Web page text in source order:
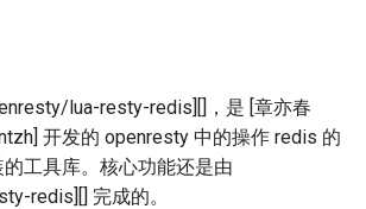
lua-resty-redis][]，是 [章亦春
开发的 openresty 中的操作 redis 的
工具库。核心功能还是由
redis][] 完成的。